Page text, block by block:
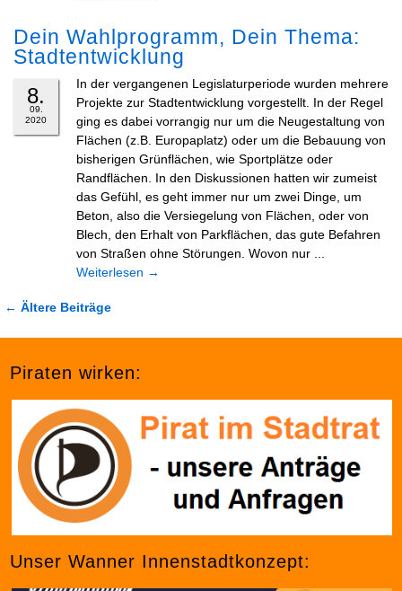
Dein Wahlprogramm, Dein Thema:
Stadtentwicklung
8.
09.
2020
In der vergangenen Legislaturperiode wurden mehrere
Projekte zur Stadtentwicklung vorgestellt. In der Regel
ging es dabei vorrangig nur um die Neugestaltung von
Flächen (z.B. Europaplatz) oder um die Bebauung von
bisherigen Grünflächen, wie Sportplätze oder
Randflächen. In den Diskussionen hatten wir zumeist
das Gefühl, es geht immer nur um zwei Dinge, um
Beton, also die Versiegelung von Flächen, oder von
Blech, den Erhalt von Parkflächen, das gute Befahren
von Straßen ohne Störungen. Wovon nur ...
Weiterlesen →
← Ältere Beiträge
Piraten wirken:
Unser Wanner Innenstadtkonzept: